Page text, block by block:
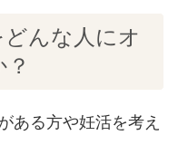
んな人にオ
ある方や妊活を考え